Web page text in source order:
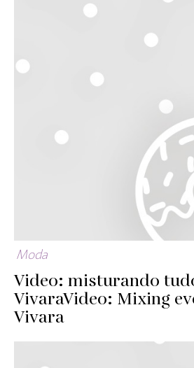
Moda
Video: misturando
VivaraVideo: Mixing
Vivara